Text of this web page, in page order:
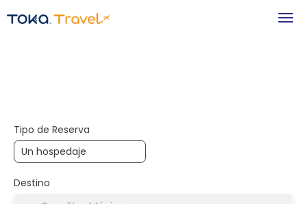
Tipo de Reserva
Destino